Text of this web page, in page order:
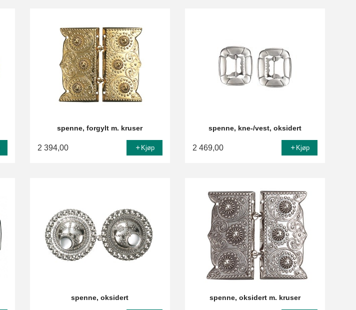
spenne, forgylt m. kruser
2 394,00 Kjøp
spenne, kne-/vest, oksidert
2 469,00 Kjøp
spenne, oksidert spenne, oksidert m. kruser